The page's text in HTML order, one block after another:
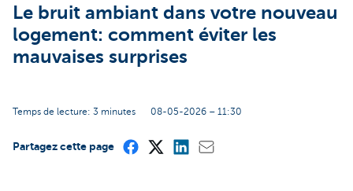
Le bruit ambiant dans votre nouveau
logement: comment éviter les
mauvaises surprises
Temps de lecture: 3 minutes 08-05-2026 – 11:30
Partagez cette page